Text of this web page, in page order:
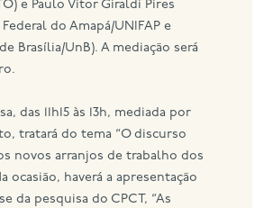
e Paulo Vitor Giraldi Pires
do Amapá/UNIFAP e
Brasília/UnB). A mediação será
das 11h15 às 13h, mediada por
tratará do tema “O discurso
novos arranjos de trabalho dos
ocasião, haverá a apresentação
da pesquisa do CPCT, “As